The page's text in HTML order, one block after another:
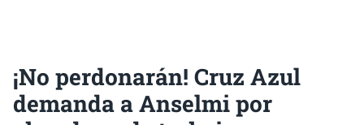
¡No perdonarán! Cruz Azul
demanda a Anselmi por